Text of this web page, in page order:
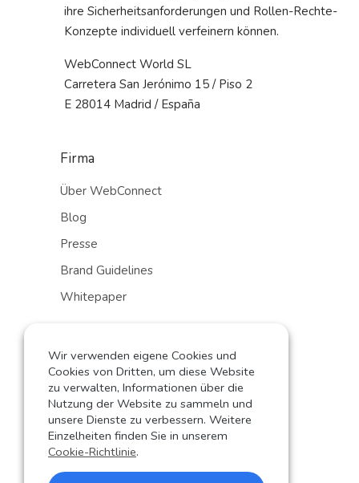
ihre Sicherheitsanforderungen und Rollen-Rechte-
Konzepte individuell verfeinern können.
WebConnect World SL
Carretera San Jerónimo 15 / Piso 2
E 28014 Madrid / España
Firma
Über WebConnect
Blog
Presse
Brand Guidelines
Whitepaper
Shop
Partner werden
Kontakt
Wir verwenden eigene Cookies und
Cookies von Dritten, um diese Website
zu verwalten, Informationen über die
Nutzung der Website zu sammeln und
unsere Dienste zu verbessern. Weitere
Einzelheiten finden Sie in unserem
Cookie-Richtlinie.